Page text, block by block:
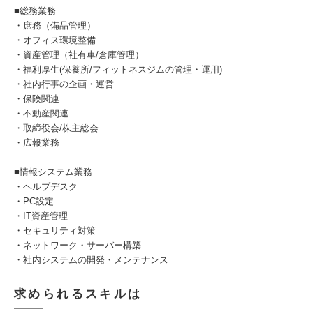
■総務業務
・庶務（備品管理）
・オフィス環境整備
・資産管理（社有車/倉庫管理）
・福利厚生(保養所/フィットネスジムの管理・運用)
・社内行事の企画・運営
・保険関連
・不動産関連
・取締役会/株主総会
・広報業務
■情報システム業務
・ヘルプデスク
・PC設定
・IT資産管理
・セキュリティ対策
・ネットワーク・サーバー構築
・社内システムの開発・メンテナンス
求められるスキルは